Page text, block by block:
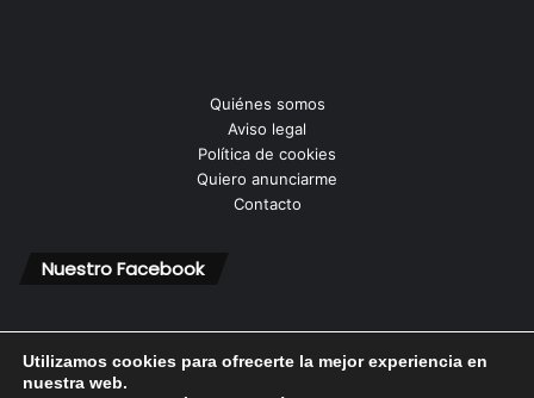
Quiénes somos
Aviso legal
Política de cookies
Quiero anunciarme
Contacto
Nuestro Facebook
Utilizamos cookies para ofrecerte la mejor experiencia en
nuestra web.